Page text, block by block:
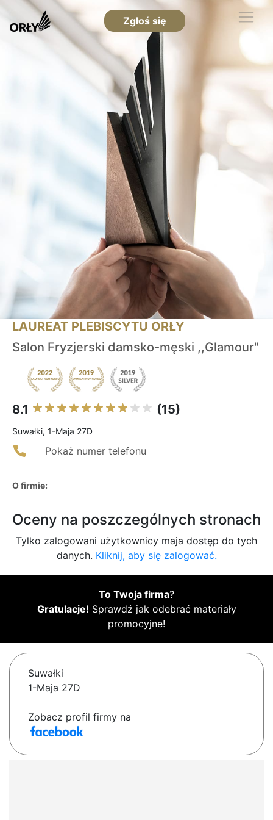
Zgłoś się
LAUREAT PLEBISCYTU ORŁY
Salon Fryzjerski damsko-męski ,,Glamour"
8.1 (15)
Suwałki, 1-Maja 27D
Pokaż numer telefonu
O firmie:
Oceny na poszczególnych stronach
Tylko zalogowani użytkownicy maja dostęp do tych
danych. Kliknij, aby się zalogować.
To Twoja firma?
Gratulacje! Sprawdź jak odebrać materiały
promocyjne!
Suwałki
1-Maja 27D
Zobacz profil firmy na